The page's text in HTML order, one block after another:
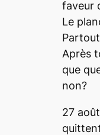
faveur
Le
Après
que
non?
27